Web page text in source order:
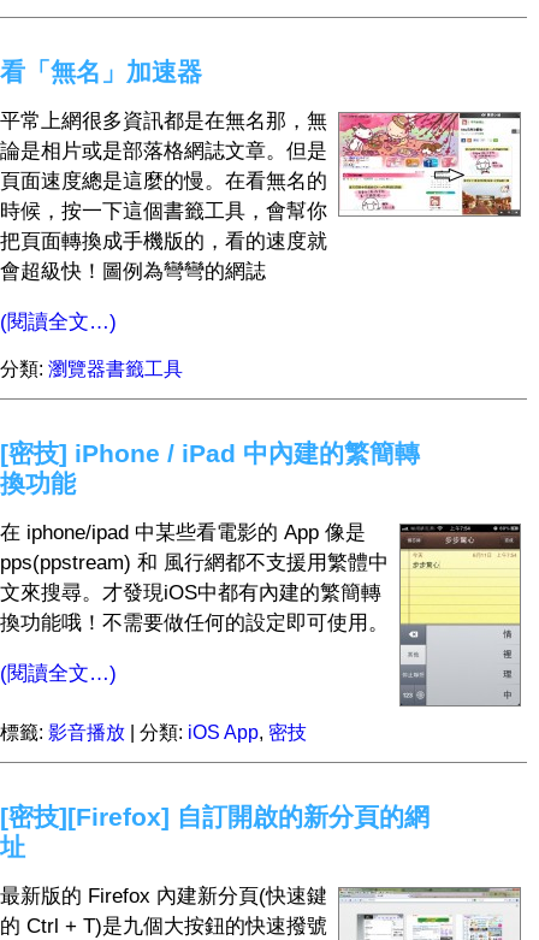
看「無名」加速器
平常上網很多資訊都是在無名那，無
論是相片或是部落格網誌文章。但是
頁面速度總是這麼的慢。在看無名的
時候，按一下這個書籤工具，會幫你
把頁面轉換成手機版的，看的速度就
會超級快！圖例為彎彎的網誌
(閱讀全文…)
分類: 瀏覽器書籤工具
[密技] iPhone / iPad 中內建的繁簡轉
換功能
在 iphone/ipad 中某些看電影的 App 像是
pps(ppstream) 和 風行網都不支援用繁體中
文來搜尋。才發現iOS中都有內建的繁簡轉
換功能哦！不需要做任何的設定即可使用。
(閱讀全文…)
標籤: 影音播放 | 分類: iOS App, 密技
[密技][Firefox] 自訂開啟的新分頁的網
址
最新版的 Firefox 內建新分頁(快速鍵
的 Ctrl + T)是九個大按鈕的快速撥號